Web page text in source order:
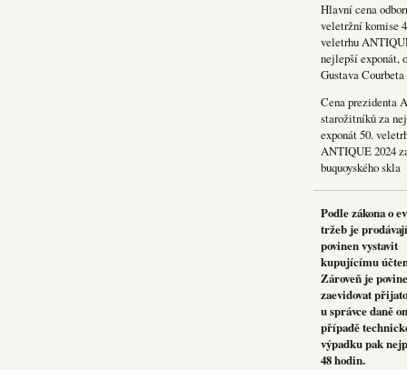
Hlavní cena
veletržní komise
veletrhu
nejlepší exponát,
Gustava
Cena prezidenta
starožitníků za
exponát 50.
ANTIQUE 2024
buquoyského skla
Podle zákona o
tržeb je
povinen vystavit
kupujícímu
Zároveň je
zaevidovat
u správce daně
případě
výpadku pak
48 hodin.